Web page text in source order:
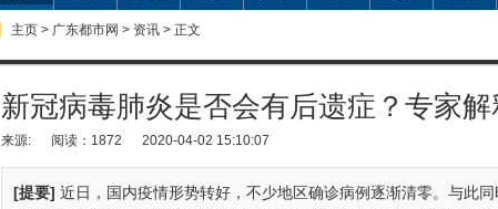
主页 > 广东都市网 > 资讯 > 正文
新冠病毒肺炎是否会有后遗症？专家解
来源: 阅读：1872 2020-04-02 15:10:07
[提要] 近日，国内疫情形势转好，不少地区确诊病例逐渐清零。与此